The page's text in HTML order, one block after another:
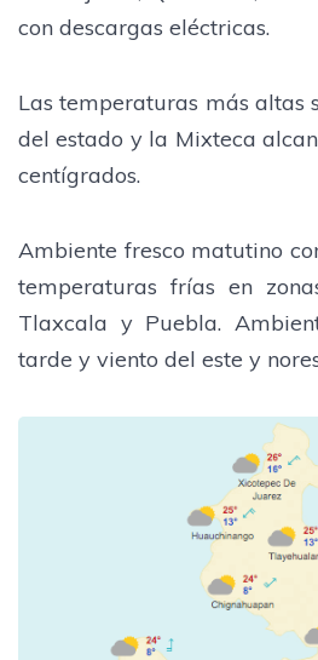
con descargas eléctricas.
Las temperaturas más altas
del estado y la Mixteca
centígrados.
Ambiente fresco matutino
temperaturas frías en
Tlaxcala y Puebla.
tarde y viento del este y